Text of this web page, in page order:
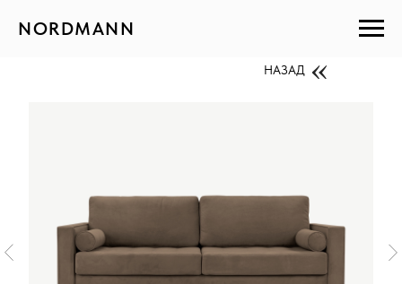
NORDMANN
НАЗАД